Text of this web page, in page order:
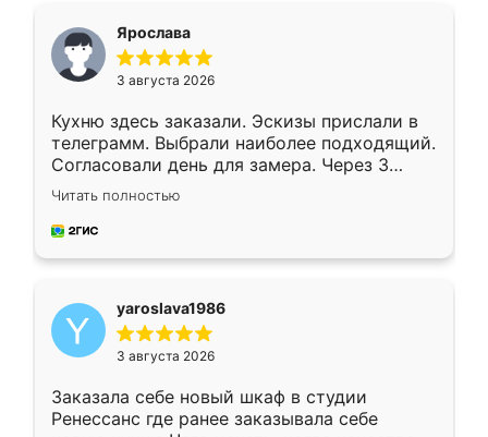
Ярослава
3 августа 2026
Кухню здесь заказали. Эскизы прислали в
телеграмм. Выбрали наиболее подходящий.
Согласовали день для замера. Через 3
недели кухня была уже готова. Остались
довольны работой. Спасибо Ренессанс
мебель за качественную работу!
Читать полностью
yaroslava1986
3 августа 2026
Заказала себе новый шкаф в студии
Ренессанс где ранее заказывала себе